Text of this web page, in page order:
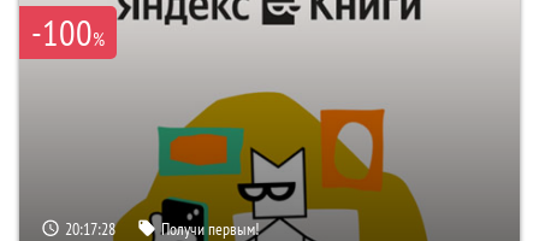
-100%
20:17:27 Получи первым!